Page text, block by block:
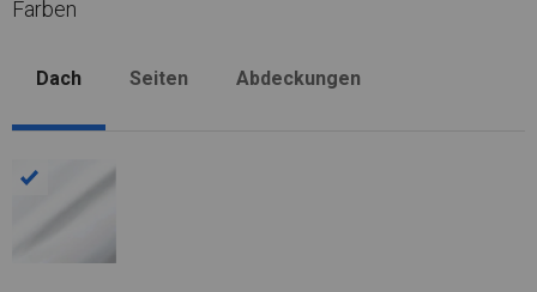
Farben
Dach Seiten Abdeckungen